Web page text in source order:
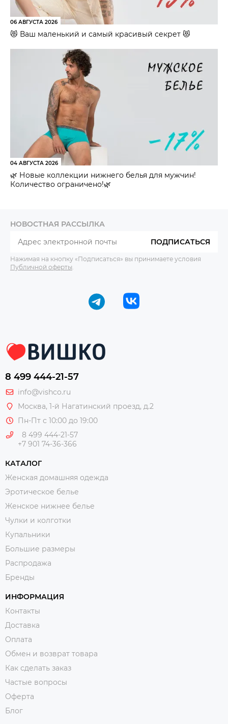
06 АВГУСТА 2026
😻 Ваш маленький и самый красивый секрет 😻
04 АВГУСТА 2026
🌿 Новые коллекции нижнего белья для мужчин!
Количество ограничено!🌿
НОВОСТНАЯ РАССЫЛКА
ПОДПИСАТЬСЯ
Нажимая на кнопку «Подписаться» вы принимаете условия
Публичной оферты
8 499 444-21-57
info@vishco.ru
Москва, 1-й Нагатинский проезд, д.2
Пн-Пт с 10:00 до 19:00
8 499 444-21-57
+7 901 74-36-366
КАТАЛОГ
Женская домашняя одежда
Эротическое белье
Женское нижнее белье
Чулки и колготки
Купальники
Большие размеры
Распродажа
Бренды
ИНФОРМАЦИЯ
Контакты
Доставка
Оплата
Обмен и возврат товара
Как сделать заказ
Частые вопросы
Оферта
Блог